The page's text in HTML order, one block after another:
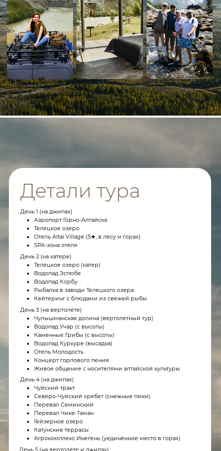
снегоходы (зима)
Отель (финальный ужин и церемония прощания)
День 7
Отель Манжерок (завтрак)
Аэропорт Горно-Алтайска
День 1
южной жемчужине Алтая — Телецкому озеру.
Мы заселяемся в 5-звёздочный отель Altai Village —
уединённый комплекс среди леса и гор на берегу озера.
в полной тишине природы.